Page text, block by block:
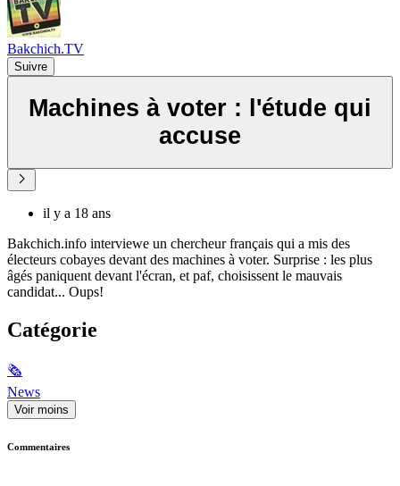
Bakchich.TV
Suivre
Machines à voter : l'étude qui
accuse
il y a 18 ans
Bakchich.info interviewe un chercheur français qui a mis des
électeurs cobayes devant des machines à voter. Surprise : les plus
âgés paniquent devant l'écran, et paf, choisissent le mauvais
candidat... Oups!
Catégorie
🗞
News
Voir moins
Commentaires